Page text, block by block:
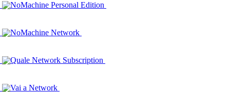
NoMachine Personal Edition
NoMachine Network
Quale Network Subscription
Vai a Network